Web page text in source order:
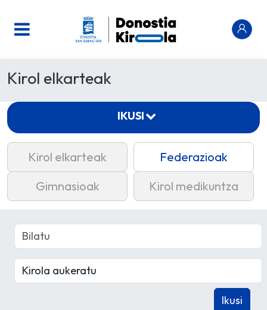
Kirol elkarteak
Kirol elkarteak
Federazioak
Gimnasioak
Kirol medikuntza
IKUSI